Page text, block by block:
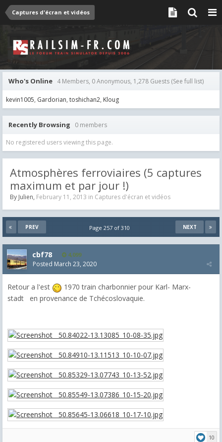
Captures d'écran et vidéos
Who's Online 4 Members, 0 Anonymous, 1,278 Guests (See full list)
kevin1005 Gardorian toshichan2 Kloug
Recently Browsing 0 members
No registered users viewing this page.
Atmosphères ferroviaires (5 captures
maximum et par jour !)
By Julien, February 11, 2013 in Captures d'écran et vidéos
PREV NEXT
Page 257 of 310
cbf78 4,099
Posted March 23, 2020
Retour a l'est
1970 train charbonnier pour Karl- Marx-
stadt en provenance de Tchécoslovaquie.
10